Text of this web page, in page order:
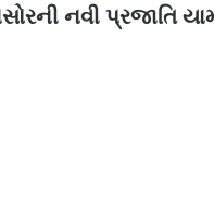
નવી પ્રજાતિ